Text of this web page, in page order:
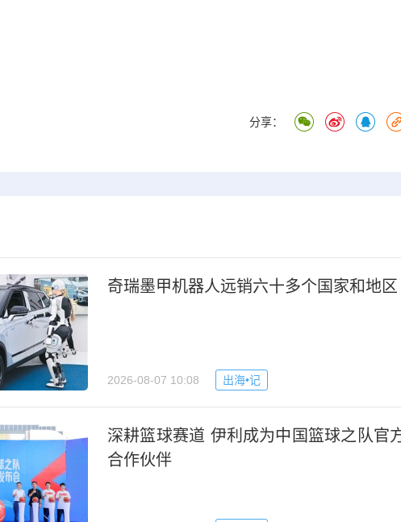
分享：
奇瑞墨甲机器人远销六十多个国家和地区
2026-08-07 10:08 出海•记
深耕篮球赛道 伊利成为中国篮球之队官
合作伙伴